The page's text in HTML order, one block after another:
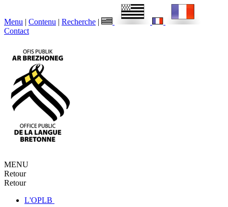
Menu | Contenu | Recherche |
Contact
MENU
Retour
Retour
L'OPLB